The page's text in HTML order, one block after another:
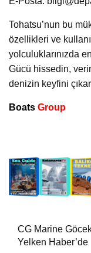
Tohatsu’nun bu
özellikleri ve
yolculuklarınızda
Gücü hissedin,
denizin keyfini
Boats Group
CG Marine
Yelken Haber’de